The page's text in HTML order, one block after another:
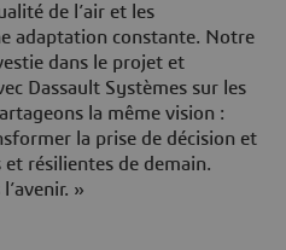
de l’air et les
adaptation constante. Notre
dans le projet et
Dassault Systèmes sur les
la même vision :
la prise de décision et
résilientes de demain.
»